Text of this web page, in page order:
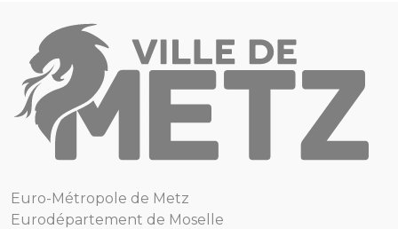
Euro-Métropole de Metz
Eurodépartement de Moselle